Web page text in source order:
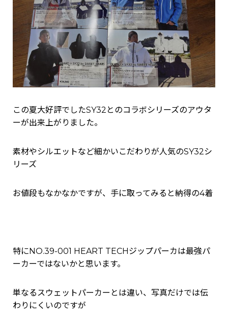
この夏大好評でしたSY32とのコラボシリーズのアウタ
ーが出来上がりました。
素材やシルエットなど細かいこだわりが人気のSY32シ
リーズ
お値段もなかなかですが、手に取ってみると納得の4着
特にNO.39-001 HEART TECHジップパーカは最強パ
ーカーではないかと思います。
単なるスウェットパーカーとは違い、写真だけでは伝
わりにくいのですが